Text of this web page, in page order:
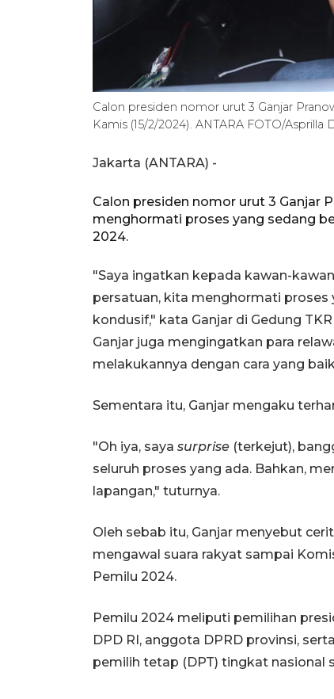
Calon presiden nomor urut 3 Ganjar
Kamis (15/2/2024). ANTARA FOTO/Asprilla
Jakarta (ANTARA) -
Calon presiden nomor urut 3 Ganjar
menghormati proses yang sedang
2024.
"Saya ingatkan kepada kawan-
persatuan, kita menghormati proses
kondusif," kata Ganjar di Gedung
Ganjar juga mengingatkan para
melakukannya dengan cara yang
Sementara itu, Ganjar mengaku
"Oh iya, saya surprise (terkejut),
seluruh proses yang ada. Bahkan,
lapangan," tuturnya.
Oleh sebab itu, Ganjar menyebut
mengawal suara rakyat sampai
Pemilu 2024.
Pemilu 2024 meliputi pemilihan
DPD RI, anggota DPRD provinsi,
pemilih tetap (DPT) tingkat nasional